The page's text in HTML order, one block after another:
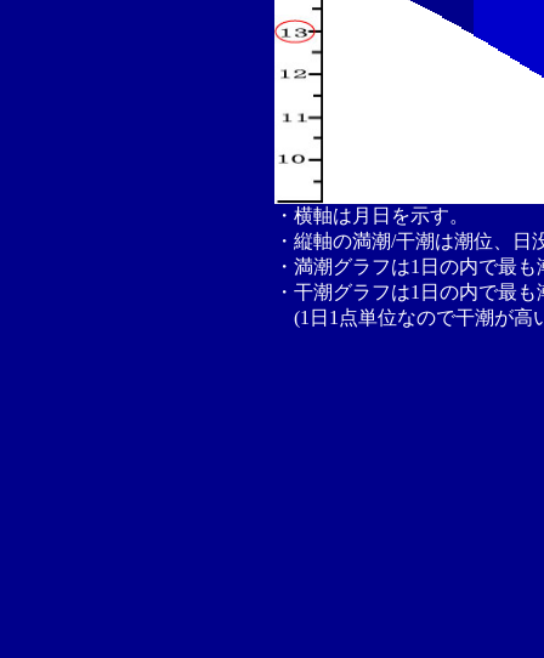
・横軸は月日を示す。
・縦軸の満潮/干潮は潮位、
・満潮グラフは1日の内で最
・干潮グラフは1日の内で最
(1日1点単位なので干潮が高